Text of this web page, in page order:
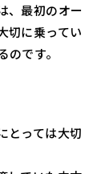
、最初のオー
切に乗ってい
です。
とっては大切